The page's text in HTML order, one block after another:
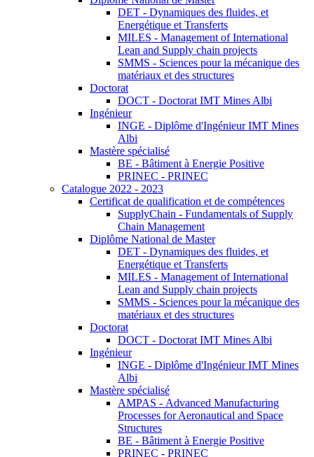
DET - Dynamiques des fluides, et
Energétique et Transferts
MILES - Management of International
Lean and Supply chain projects
SMMS - Sciences pour la mécanique des
matériaux et des structures
Doctorat
DOCT - Doctorat IMT Mines Albi
Ingénieur
INGE - Diplôme d'Ingénieur IMT Mines
Albi
Mastère spécialisé
BE - Bâtiment à Energie Positive
PRINEC - PRINEC
Catalogue 2022 - 2023
Certificat de qualification et de compétences
SupplyChain - Fundamentals of Supply
Chain Management
Diplôme National de Master
DET - Dynamiques des fluides, et
Energétique et Transferts
MILES - Management of International
Lean and Supply chain projects
SMMS - Sciences pour la mécanique des
matériaux et des structures
Doctorat
DOCT - Doctorat IMT Mines Albi
Ingénieur
INGE - Diplôme d'Ingénieur IMT Mines
Albi
Mastère spécialisé
AMPAS - Advanced Manufacturing
Processes for Aeronautical and Space
Structures
BE - Bâtiment à Energie Positive
PRINEC - PRINEC